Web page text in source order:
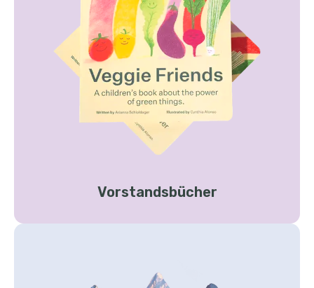
Vorstandsbücher